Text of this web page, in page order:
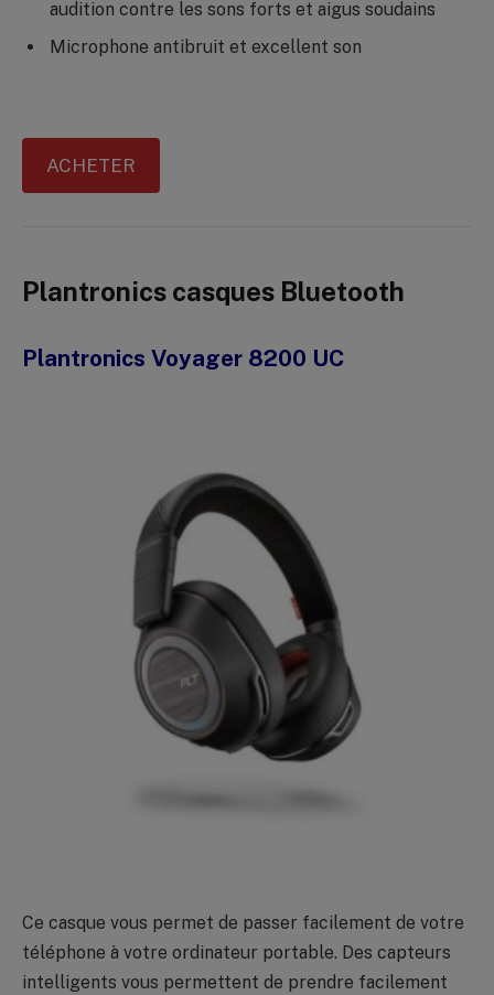
audition contre les sons forts et aigus soudains
Microphone antibruit et excellent son
ACHETER
Plantronics casques Bluetooth
Plantronics Voyager 8200 UC
Ce casque vous permet de passer facilement de votre
téléphone à votre ordinateur portable. Des capteurs
intelligents vous permettent de prendre facilement